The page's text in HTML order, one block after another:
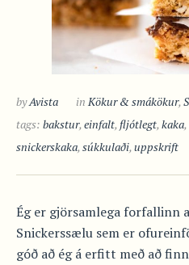
byAvista in Kökur & smákökur,
tags: bakstur,einfalt, fljótlegt,kaka,
snickerskaka,súkkulaði,uppskrift
Ég er gjörsamlega forfallinn
Snickerssælu sem er
góð að ég á erfitt með að